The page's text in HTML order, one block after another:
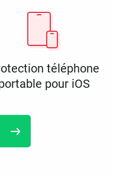
téléphone
pour iOS